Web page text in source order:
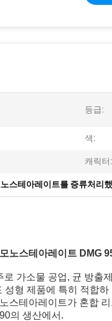
등급:
색:
캐릭터:
스테아레이트를 증류처리
노스테아레이트 DMG
가소물 공업, 균 방출
형 제품에 특히 적합
스테아레이트가 혼합
의 생산에서.